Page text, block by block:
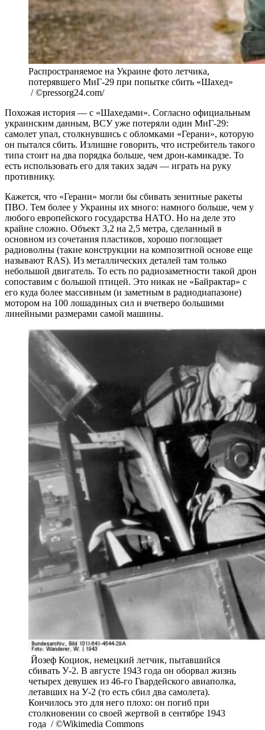
Распространяемое на Украине фото летчика,
потерявшего МиГ-29 при попытке сбить «Шахед»
/ ©pressorg24.com/
Похожая история — с «Шахедами». Согласно официальным
украинским данным, ВСУ уже потеряли один МиГ-29:
самолет упал, столкнувшись с обломками «Герани», которую
он пытался сбить. Излишне говорить, что истребитель такого
типа стоит на два порядка больше, чем дрон-камикадзе. То
есть использовать его для таких задач — играть на руку
противнику.
Кажется, что «Герани» могли бы сбивать зенитные ракеты
ПВО. Тем более у Украины их много: намного больше, чем у
любого европейского государства НАТО. Но на деле это
крайне сложно. Объект 3,2 на 2,5 метра, сделанный в
основном из сочетания пластиков, хорошо поглощает
радиоволны (такие конструкции на композитной основе еще
называют RAS). Из металлических деталей там только
небольшой двигатель. То есть по радиозаметности такой дрон
сопоставим с большой птицей. Это никак не «Байрактар» с
его куда более массивным (и заметным в радиодиапазоне)
мотором на 100 лошадиных сил и вчетверо большими
линейными размерами самой машины.
Йозеф Коциок, немецкий летчик, пытавшийся
сбивать У-2. В августе 1943 года он оборвал жизнь
четырех девушек из 46-го Гвардейского авиаполка,
летавших на У-2 (то есть сбил два самолета).
Кончилось это для него плохо: он погиб при
столкновении со своей жертвой в сентябре 1943
года / ©Wikimedia Commons